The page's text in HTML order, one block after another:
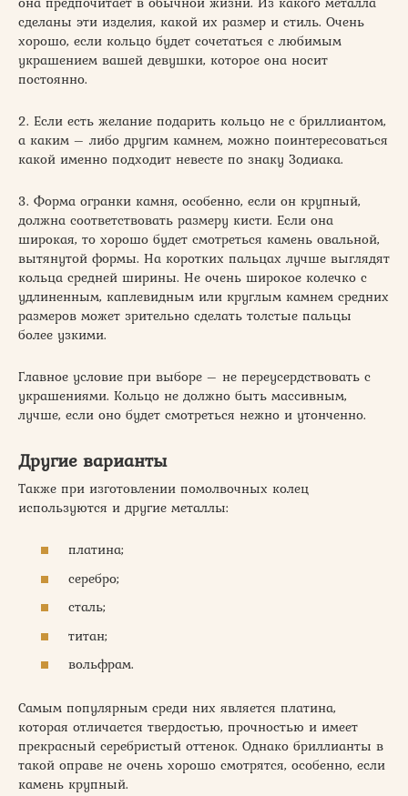
сделаны эти изделия, какой их размер и стиль. Очень
хорошо, если кольцо будет сочетаться с любимым
украшением вашей девушки, которое она носит
постоянно.
2. Если есть желание подарить кольцо не с бриллиантом,
а каким – либо другим камнем, можно поинтересоваться
какой именно подходит невесте по знаку Зодиака.
3. Форма огранки камня, особенно, если он крупный,
должна соответствовать размеру кисти. Если она
широкая, то хорошо будет смотреться камень овальной,
вытянутой формы. На коротких пальцах лучше выглядят
кольца средней ширины. Не очень широкое колечко с
удлиненным, каплевидным или круглым камнем средних
размеров может зрительно сделать толстые пальцы
более узкими.
Главное условие при выборе – не переусердствовать с
украшениями. Кольцо не должно быть массивным,
лучше, если оно будет смотреться нежно и утонченно.
Другие варианты
Также при изготовлении помолвочных колец
используются и другие металлы:
платина;
серебро;
сталь;
титан;
вольфрам.
Самым популярным среди них является платина,
которая отличается твердостью, прочностью и имеет
прекрасный серебристый оттенок. Однако бриллианты в
такой оправе не очень хорошо смотрятся, особенно, если
камень крупный.